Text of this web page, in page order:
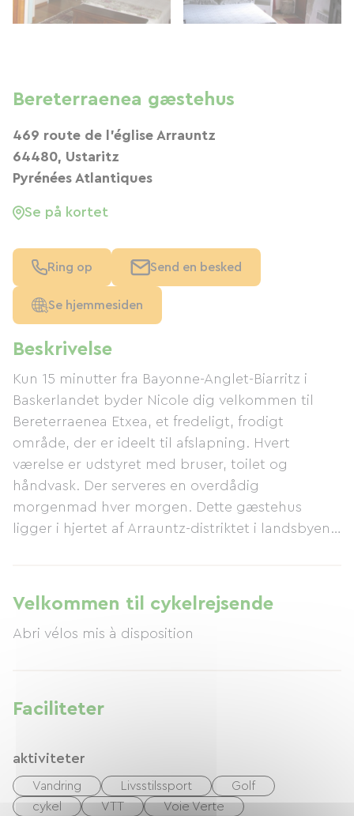
Beskrivelse
Kun 15 minutter fra Bayonne-Anglet-Biarritz i
Baskerlandet byder Nicole dig velkommen til
Bereterraenea Etxea, et fredeligt, frodigt
område, der er ideelt til afslapning. Hvert
værelse er udstyret med bruser, toilet og
håndvask. Der serveres en overdådig
morgenmad hver morgen. Dette gæstehus
ligger i hjertet af Arrauntz-distriktet i landsbyen
med cider og udsigt over en skov og trækstien
langs Nive-floden.
Velkommen til cykelrejsende
Abri vélos mis à disposition
Faciliteter
aktiviteter
Vandring Livsstilssport
Golf
cykel
VTT
Voie Verte
Bereterraenea gæstehus
469 route de l'église Arrauntz
64480, Ustaritz
Pyrénées Atlantiques
Se på kortet
Ring op Send en besked
Se hjemmesiden